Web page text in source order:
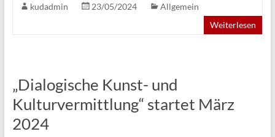
kudadmin 23/05/2024
Allgemein
Weiterlesen
„Dialogische Kunst- und
Kulturvermittlung“ startet März
2024